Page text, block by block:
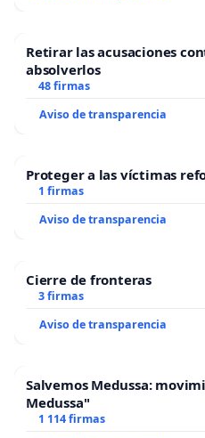
Retirar las acusaciones
absolverlos
48 firmas
Aviso de transparencia
Proteger a las víctimas
1 firmas
Aviso de transparencia
Cierre de fronteras
3 firmas
Aviso de transparencia
Salvemos Medussa:
Medussa"
1 114 firmas